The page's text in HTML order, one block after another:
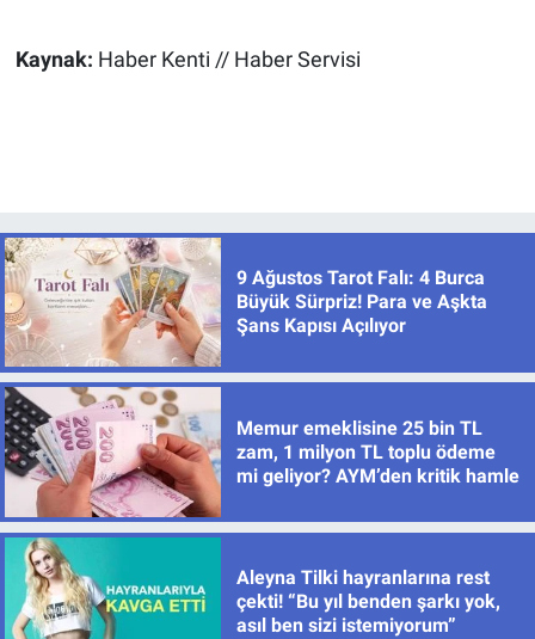
Kaynak: Haber Kenti // Haber Servisi
9 Ağustos Tarot Falı: 4 Burca
Büyük Sürpriz! Para ve Aşkta
Şans Kapısı Açılıyor
Memur emeklisine 25 bin TL
zam, 1 milyon TL toplu ödeme
mi geliyor? AYM’den kritik hamle
Aleyna Tilki hayranlarına rest
çekti! “Bu yıl benden şarkı yok,
asıl ben sizi istemiyorum”